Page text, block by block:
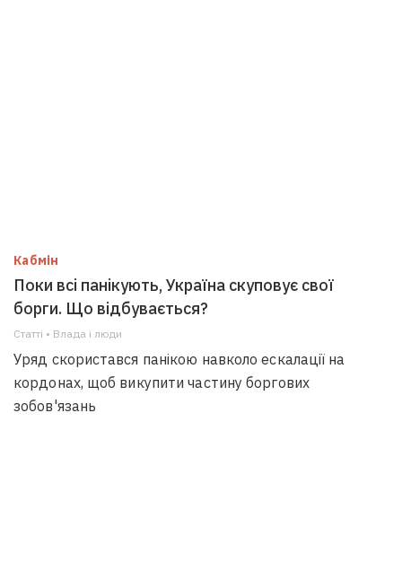
Кабмін
Поки всі панікують, Україна скуповує свої
борги. Що відбувається?
Статті • Влада i люди
Уряд скористався панікою навколо ескалації на
кордонах, щоб викупити частину боргових
зобов'язань